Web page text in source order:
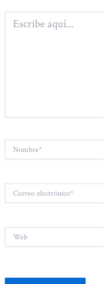
Escribe
aquí...
electrónico*